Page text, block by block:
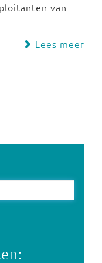
van
Lees meer